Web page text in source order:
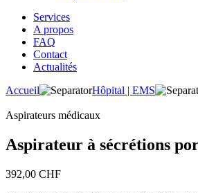
Services
A propos
FAQ
Contact
Actualités
Accueil
Hôpital | EMS
Aspirateurs médicaux
Aspirateur à sécrétions
392,00 CHF